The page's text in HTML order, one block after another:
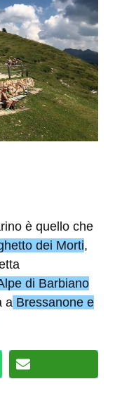
è quello che
dei Morti,
di Barbiano
a Bressanone e